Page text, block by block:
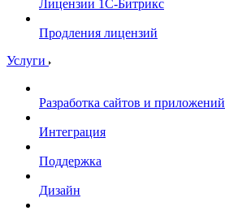
Лицензии 1С-Битрикс
Продления лицензий
Услуги
Разработка сайтов и приложений
Интеграция
Поддержка
Дизайн